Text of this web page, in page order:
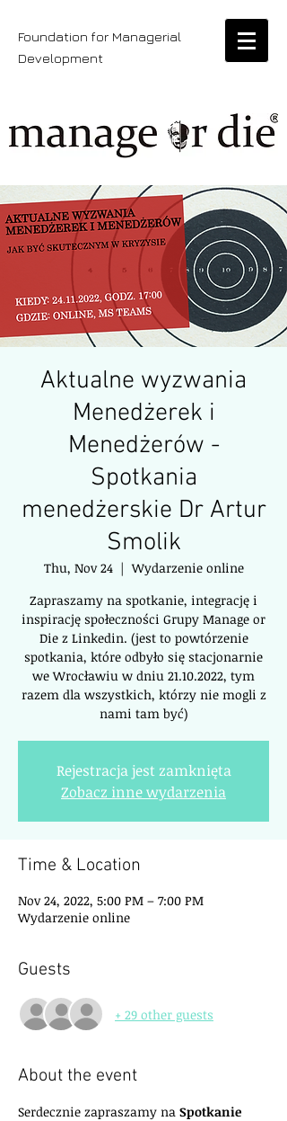
Foundation for Managerial
Development
Aktualne wyzwania
Menedżerek i
Menedżerów -
Spotkania
menedżerskie Dr Artur
Smolik
Thu, Nov 24
  |
Wydarzenie online
Zapraszamy na spotkanie, integrację i
inspirację społeczności Grupy Manage or
Die z Linkedin. (jest to powtórzenie
spotkania, które odbyło się stacjonarnie
we Wrocławiu w dniu 21.10.2022, tym
razem dla wszystkich, którzy nie mogli z
nami tam być)
Rejestracja jest zamknięta
Zobacz inne wydarzenia
Time & Location
Nov 24, 2022, 5:00 PM – 7:00 PM
Wydarzenie online
Guests
+ 29 other guests
About the event
Serdecznie zapraszamy na Spotkanie